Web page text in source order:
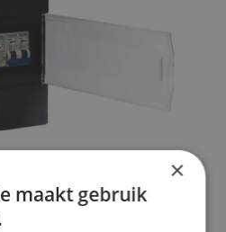
×
maakt gebruik